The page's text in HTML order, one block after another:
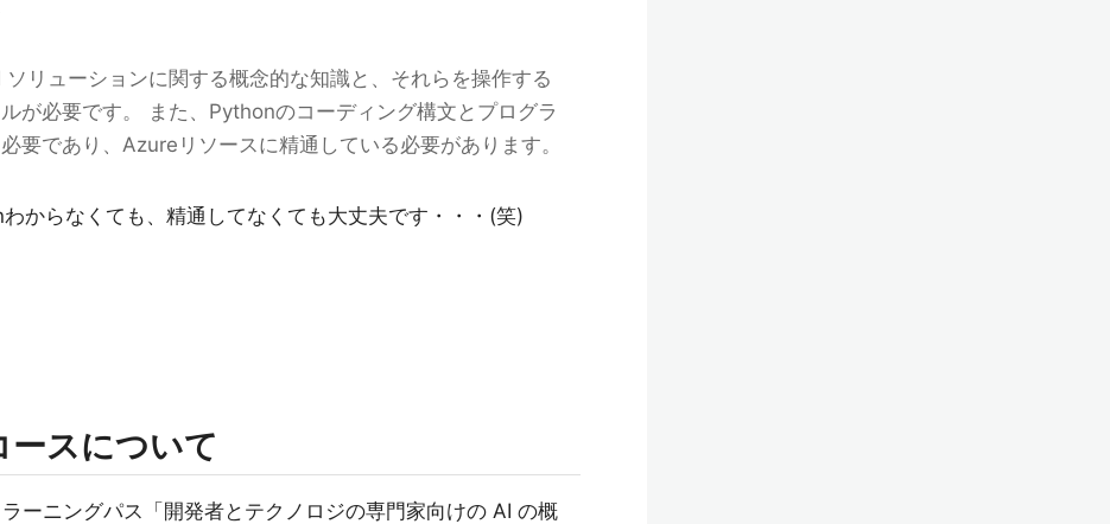
リューションに関する概念的な知識と、それらを操作する
が必要です。 また、Pythonのコーディング構文とプログラ
要であり、Azureリソースに精通している必要があります。
からなくても、精通してなくても大丈夫です・・・(笑)
ースについて
ーニングパス「開発者とテクノロジの専門家向けの AI の概